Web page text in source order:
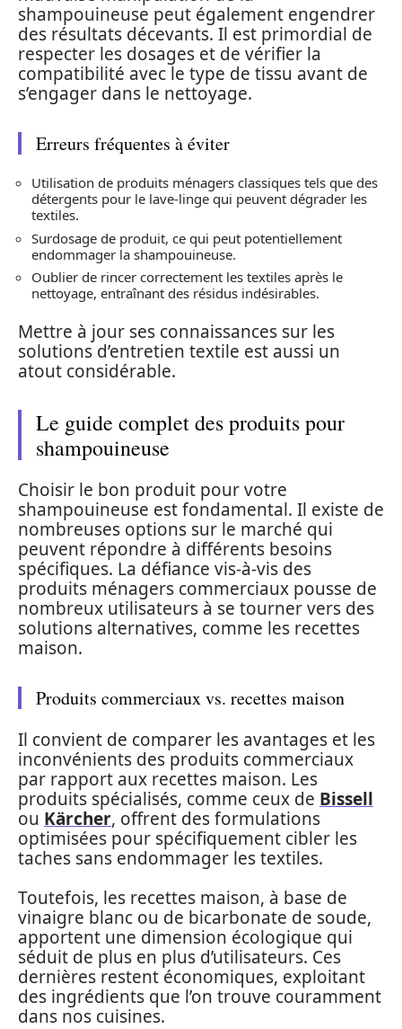
shampouineuse peut également engendrer
des résultats décevants. Il est primordial de
respecter les dosages et de vérifier la
compatibilité avec le type de tissu avant de
s’engager dans le nettoyage.
Erreurs fréquentes à éviter
Utilisation de produits ménagers classiques tels que des
détergents pour le lave-linge qui peuvent dégrader les
textiles.
Surdosage de produit, ce qui peut potentiellement
endommager la shampouineuse.
Oublier de rincer correctement les textiles après le
nettoyage, entraînant des résidus indésirables.
Mettre à jour ses connaissances sur les
solutions d’entretien textile est aussi un
atout considérable.
Le guide complet des produits pour
shampouineuse
Choisir le bon produit pour votre
shampouineuse est fondamental. Il existe de
nombreuses options sur le marché qui
peuvent répondre à différents besoins
spécifiques. La défiance vis-à-vis des
produits ménagers commerciaux pousse de
nombreux utilisateurs à se tourner vers des
solutions alternatives, comme les recettes
maison.
Produits commerciaux vs. recettes maison
Il convient de comparer les avantages et les
inconvénients des produits commerciaux
par rapport aux recettes maison. Les
produits spécialisés, comme ceux de Bissell
ou Kärcher, offrent des formulations
optimisées pour spécifiquement cibler les
taches sans endommager les textiles.
Toutefois, les recettes maison, à base de
vinaigre blanc ou de bicarbonate de soude,
apportent une dimension écologique qui
séduit de plus en plus d’utilisateurs. Ces
dernières restent économiques, exploitant
des ingrédients que l’on trouve couramment
dans nos cuisines.